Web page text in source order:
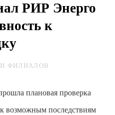
РИР Энерго
к
ФИЛИАЛОВ
плановая проверка
возможным последствиям